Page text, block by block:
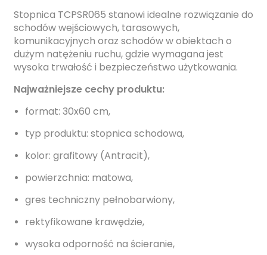
Stopnica TCPSR065 stanowi idealne rozwiązanie do
schodów wejściowych, tarasowych,
komunikacyjnych oraz schodów w obiektach o
dużym natężeniu ruchu, gdzie wymagana jest
wysoka trwałość i bezpieczeństwo użytkowania.
Najważniejsze cechy produktu:
format: 30x60 cm,
typ produktu: stopnica schodowa,
kolor: grafitowy (Antracit),
powierzchnia: matowa,
gres techniczny pełnobarwiony,
rektyfikowane krawędzie,
wysoka odporność na ścieranie,